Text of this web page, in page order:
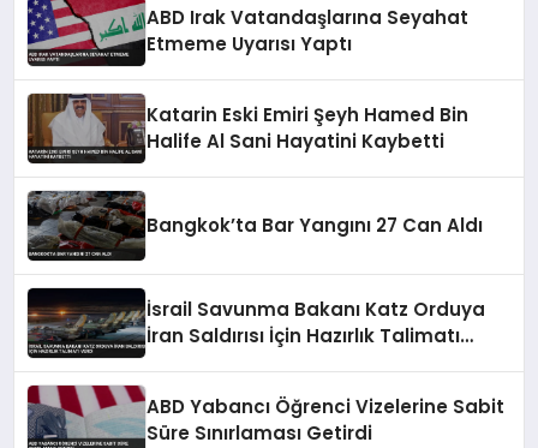
ABD Irak Vatandaşlarına Seyahat
Etmeme Uyarısı Yaptı
Katarin Eski Emiri Şeyh Hamed Bin
Halife Al Sani Hayatini Kaybetti
Bangkok’ta Bar Yangını 27 Can Aldı
İsrail Savunma Bakanı Katz Orduya
İran Saldırısı İçin Hazırlık Talimatı
ABD Yabancı Öğrenci Vizelerine Sabit
Süre Sınırlaması Getirdi